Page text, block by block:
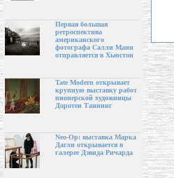
Первая большая
ретроспектива
американского
фотографа Салли Манн
отправляется в Хьюстон
Tate Modern открывает
крупную выставку работ
пионерской художницы
Доротеи Таннинг
Neo-Op: выставка Марка
Дагли открывается в
галерее Дэвида Ричарда